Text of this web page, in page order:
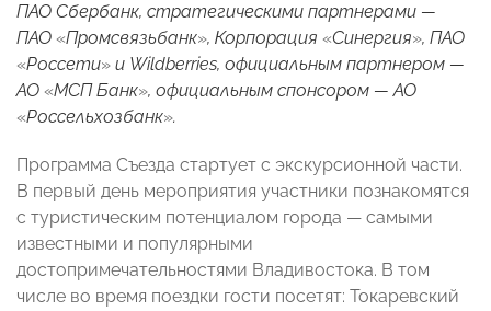
ПАО Сбербанк, стратегическими партнерами —
ПАО «Промсвязьбанк», Корпорация «Синергия», ПАО
«Россети» и Wildberries, официальным партнером —
АО «МСП Банк», официальным спонсором — АО
«Россельхозбанк».
Программа Съезда стартует с экскурсионной части.
В первый день мероприятия участники познакомятся
с туристическим потенциалом города — самыми
известными и популярными
достопримечательностями Владивостока. В том
числе во время поездки гости посетят: Токаревский